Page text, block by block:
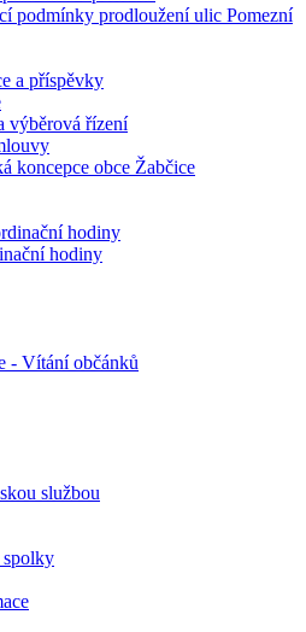
podmínky prodloužení ulic Pomezní
a příspěvky
výběrová řízení
koncepce obce Žabčice
hodiny
hodiny
- Vítání občánků
službou
spolky